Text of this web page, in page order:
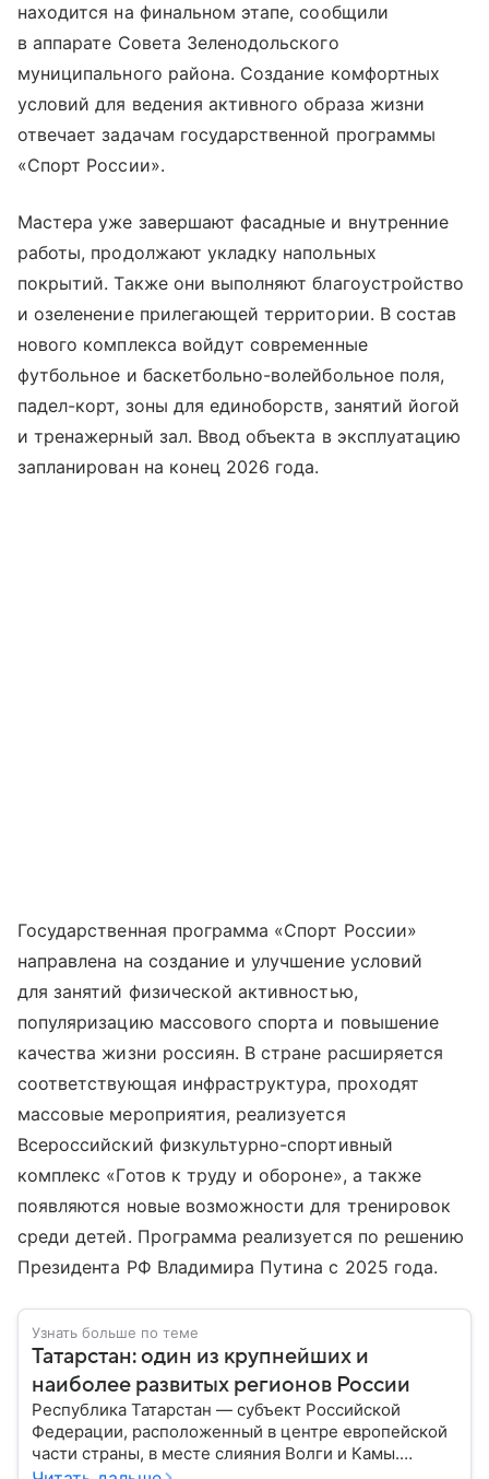
находится на финальном этапе, сообщили
в аппарате Совета Зеленодольского
муниципального района. Создание комфортных
условий для ведения активного образа жизни
отвечает задачам государственной программы
«Спорт России».
Мастера уже завершают фасадные и внутренние
работы, продолжают укладку напольных
покрытий. Также они выполняют благоустройство
и озеленение прилегающей территории. В состав
нового комплекса войдут современные
футбольное и баскетбольно-волейбольное поля,
падел-корт, зоны для единоборств, занятий йогой
и тренажерный зал. Ввод объекта в эксплуатацию
запланирован на конец 2026 года.
Государственная программа «Спорт России»
направлена на создание и улучшение условий
для занятий физической активностью,
популяризацию массового спорта и повышение
качества жизни россиян. В стране расширяется
соответствующая инфраструктура, проходят
массовые мероприятия, реализуется
Всероссийский физкультурно-спортивный
комплекс «Готов к труду и обороне», а также
появляются новые возможности для тренировок
среди детей. Программа реализуется по решению
Президента РФ Владимира Путина с 2025 года.
Узнать больше по теме
Татарстан: один из крупнейших и
наиболее развитых регионов России
Республика Татарстан — субъект Российской
Федерации, расположенный в центре европейской
части страны, в месте слияния Волги и Камы.